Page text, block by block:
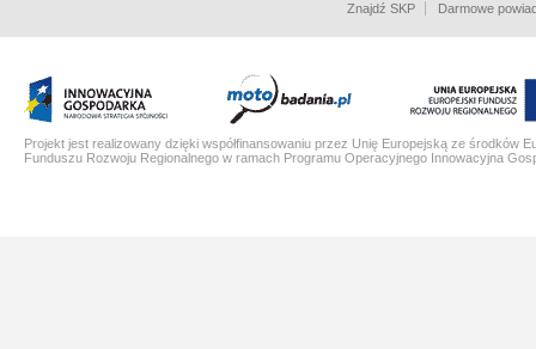
Znajdź SKP Darmowe
Projekt jest realizowany dzięki współfinansowaniu przez Unię Europejską ze środków
Funduszu Rozwoju Regionalnego w ramach Programu Operacyjnego Innowacyjna